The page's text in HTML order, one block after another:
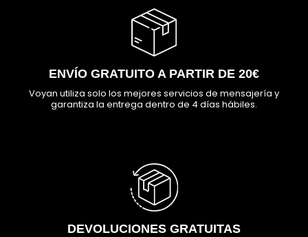
ENVÍO GRATUITO A PARTIR DE 20€
Voyan utiliza solo los mejores servicios de mensajería y
garantiza la entrega dentro de 4 días hábiles.
DEVOLUCIONES GRATUITAS